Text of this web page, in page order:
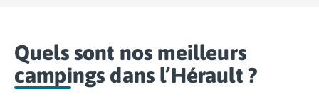
des spectacles, soirées à thèmes et clubs pour les
enfants dans ce camping dans l’Hérault pour vos
vacances !
Quels sont nos meilleurs
campings dans l’Hérault ?